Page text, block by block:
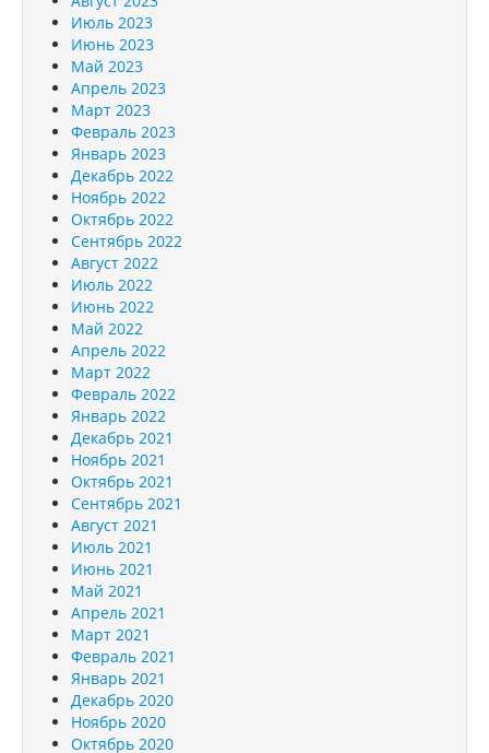
Июль 2023
Июнь 2023
Май 2023
Апрель 2023
Март 2023
Февраль 2023
Январь 2023
Декабрь 2022
Ноябрь 2022
Октябрь 2022
Сентябрь 2022
Август 2022
Июль 2022
Июнь 2022
Май 2022
Апрель 2022
Март 2022
Февраль 2022
Январь 2022
Декабрь 2021
Ноябрь 2021
Октябрь 2021
Сентябрь 2021
Август 2021
Июль 2021
Июнь 2021
Май 2021
Апрель 2021
Март 2021
Февраль 2021
Январь 2021
Декабрь 2020
Ноябрь 2020
Октябрь 2020